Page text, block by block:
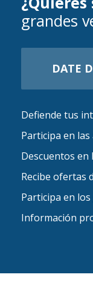
grandes
DATE
Defiende tus
Participa en las
Descuentos en
Recibe ofertas
Participa en
Información